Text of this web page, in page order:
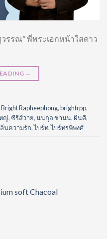
รรณ” พี่พระเอกหน้าใสดาว
→
Bright Rapheephong,brightrpp,
ญ่,ซีรีส์วาย,นนกุล ชานน, ฝันดี,
นความรัก,ไบร์ท,ไบร์ทรพีพงศ์
soft Chacoal